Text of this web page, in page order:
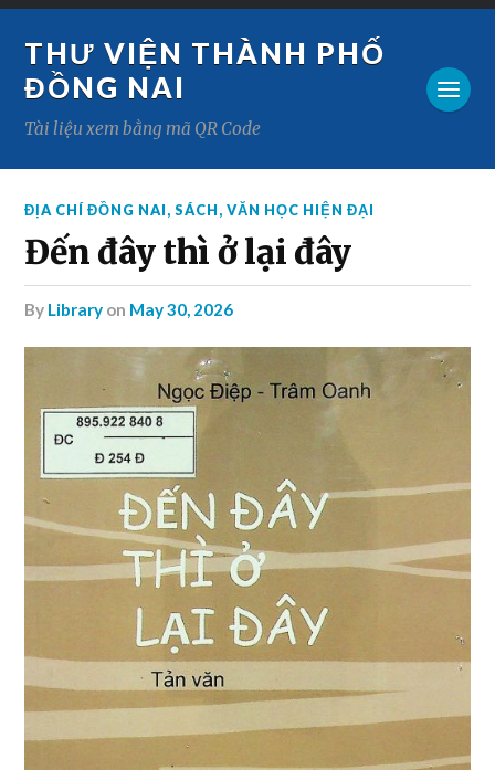
THƯ VIỆN THÀNH PHỐ
ĐỒNG NAI
Tài liệu xem bằng mã QR Code
ĐỊA CHÍ ĐỒNG NAI,SÁCH,VĂN HỌC HIỆN ĐẠI
Đến đây thì ở lại đây
by Library on May 30, 2026